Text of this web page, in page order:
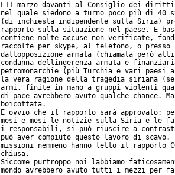
L11 marzo davanti al Consiglio dei diritti
nel quale siedono a turno poco più di 40
(di inchiesta indipendente sulla Siria)
rapporto sulla situazione nel paese. E
contiene molte accuse non verificate,
raccolte per skype, al telefono, o presso
dallopposizione armata (chiamata però
condanna dellingerenza armata e
petromonarchie (più Turchia e vari
la vera ragione della tragedia siriana
armi, finite in mano a gruppi violenti
di pace avrebbero avuto qualche chance.
boicottata.
E ovvio che il rapporto sarà approvato:
mesi e mesi le notizie sulla Siria e le
i responsabili, si può riuscire a
può aver compiuto questo lavoro di
missioni nemmeno hanno letto il rapporto
chiusa.
Siccome purtroppo noi labbiamo
mondo avrebbero avuto tutti i mezzi